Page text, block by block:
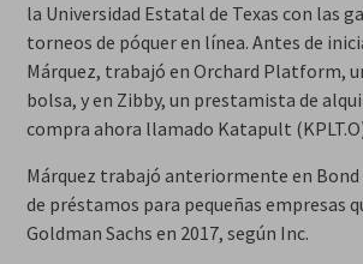
la Universidad Estatal de Texas con las
torneos de póquer en línea. Antes de
Márquez, trabajó en Orchard Platform,
bolsa, y en Zibby, un prestamista de
compra ahora llamado Katapult
Márquez trabajó anteriormente en
de préstamos para pequeñas empresas
Goldman Sachs en 2017, según Inc.